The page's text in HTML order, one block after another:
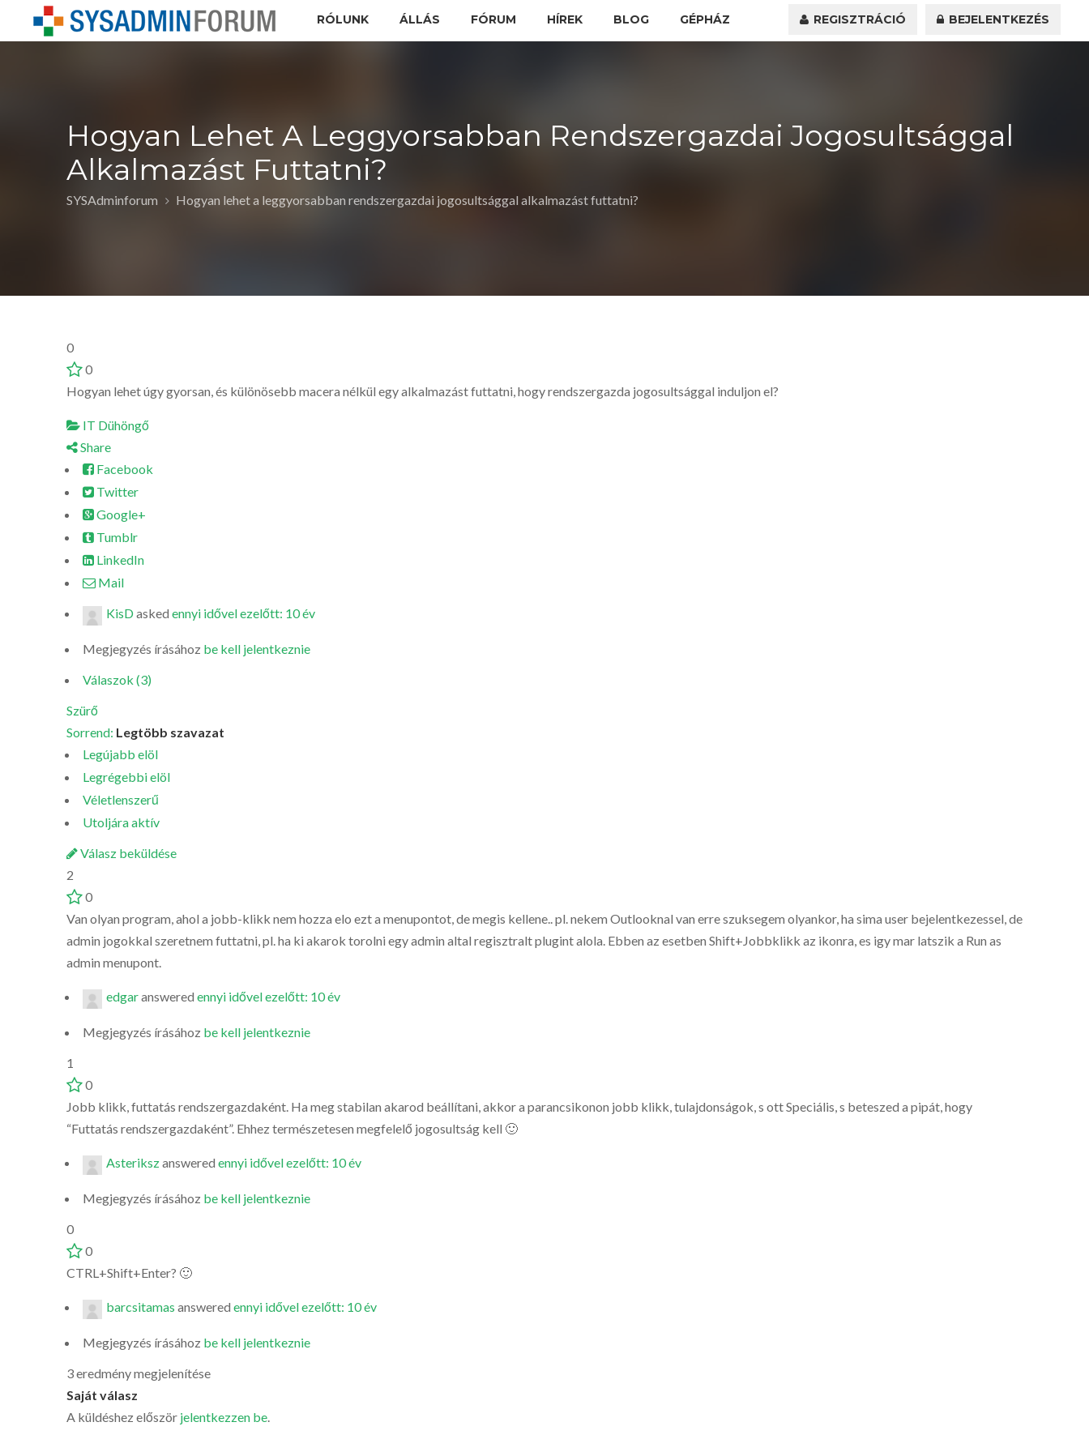
RÓLUNK ÁLLÁS FÓRUM HÍREK BLOG GÉPHÁZ REGISZTRÁCIÓ BEJELENTKEZÉS
Hogyan Lehet A Leggyorsabban Rendszergazdai Jogosultsággal
Alkalmazást Futtatni?
SYSAdminforum Hogyan lehet a leggyorsabban rendszergazdai jogosultsággal alkalmazást futtatni?
0
0
Hogyan lehet úgy gyorsan, és különösebb macera nélkül egy alkalmazást futtatni, hogy rendszergazda jogosultsággal induljon el?
IT Dühöngő
Share
Facebook
Twitter
Google+
Tumblr
LinkedIn
Mail
KisDasked ennyi idővel ezelőtt: 10 év
Megjegyzés írásához be kell jelentkeznie
Válaszok (3)
Szürő
Sorrend: Legtöbb szavazat
Legújabb elöl
Legrégebbi elöl
Véletlenszerű
Utoljára aktív
Válasz beküldése
2
0
Van olyan program, ahol a jobb-klikk nem hozza elo ezt a menupontot, de megis kellene.. pl. nekem Outlooknal van erre szuksegem olyankor, ha sima user bejelentkezessel, de
admin jogokkal szeretnem futtatni, pl. ha ki akarok torolni egy admin altal regisztralt plugint alola. Ebben az esetben Shift+Jobbklikk az ikonra, es igy mar latszik a Run as
admin menupont.
edgaranswered ennyi idővel ezelőtt: 10 év
Megjegyzés írásához be kell jelentkeznie
1
0
Jobb klikk, futtatás rendszergazdaként. Ha meg stabilan akarod beállítani, akkor a parancsikonon jobb klikk, tulajdonságok, s ott Speciális, s beteszed a pipát, hogy
“Futtatás rendszergazdaként”. Ehhez természetesen megfelelő jogosultság kell 🙂
Asterikszanswered ennyi idővel ezelőtt: 10 év
Megjegyzés írásához be kell jelentkeznie
0
0
CTRL+Shift+Enter? 🙂
barcsitamas answered ennyi idővel ezelőtt: 10 év
Megjegyzés írásához be kell jelentkeznie
3 eredmény megjelenítése
Saját válasz
A küldéshez először jelentkezzen be.